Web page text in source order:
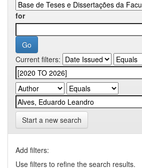
for
Current filters:
Start a new search
Add filters:
Use filters to refine the search results.